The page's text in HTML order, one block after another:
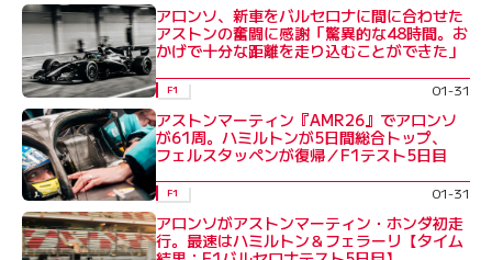
アロンソ、新車をバルセロナに間に合わせた
アストンの奮闘に感謝「驚異的な48時間。お
かげで十分な距離を走り込むことができた」
F1 01-31
アストンマーティン『AMR26』でアロンソ
が61周。ハミルトンが5日間総合トップ、
フェルスタッペンが復帰／F1テスト5日目
F1 01-31
アロンソがアストンマーティン・ホンダ初走
行。最速はハミルトン＆フェラーリ【タイム